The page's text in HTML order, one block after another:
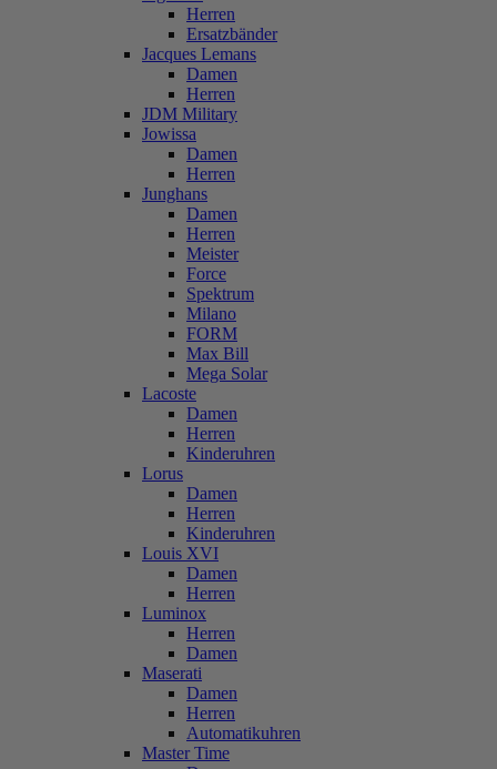
Herren
Ersatzbänder
Jacques Lemans
Damen
Herren
JDM Military
Jowissa
Damen
Herren
Junghans
Damen
Herren
Meister
Force
Spektrum
Milano
FORM
Max Bill
Mega Solar
Lacoste
Damen
Herren
Kinderuhren
Lorus
Damen
Herren
Kinderuhren
Louis XVI
Damen
Herren
Luminox
Herren
Damen
Maserati
Damen
Herren
Automatikuhren
Master Time